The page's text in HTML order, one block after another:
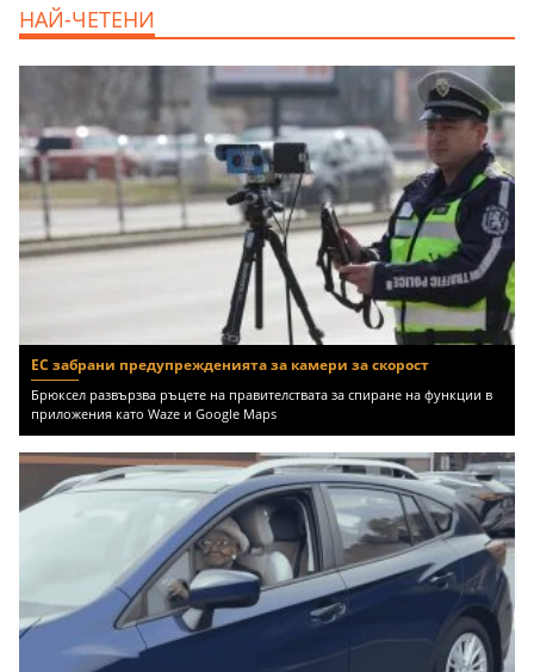
НАЙ-ЧЕТЕНИ
ЕС забрани предупрежденията за камери за скорост
Брюксел развързва ръцете на правителствата за спиране на функции в
приложения като Waze и Google Maps